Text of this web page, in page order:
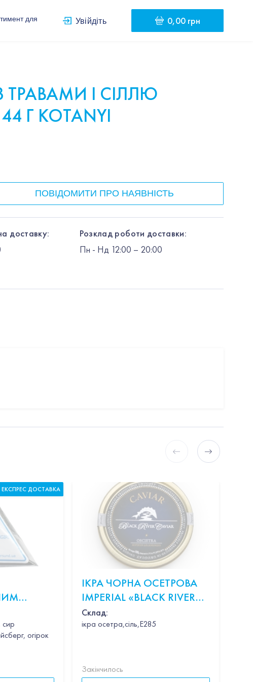
для Увійдіть 0,00 грн
ТРАВАМИ І СІЛЛЮ
Г KOTANYI
ПОВІДОМИТИ ПРО НАЯВНІСТЬ
доставку:
Розклад роботи доставки:
Пн - Нд 12:00 – 20:00
сир
огірок
ЕКСПРЕС ДОСТАВКА
ІКРА ЧОРНА ОСЕТРОВА
IMPERIAL «BLACK RIVER
CAVIAR OSCIETRA» 100Г
Склад:
ікра осетра,сіль,Е285
Закінчилось